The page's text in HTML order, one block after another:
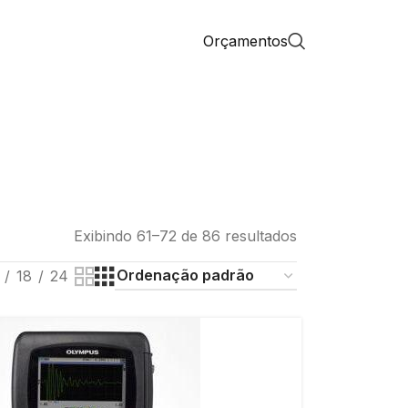
Orçamentos
Exibindo 61–72 de 86 resultados
18 24